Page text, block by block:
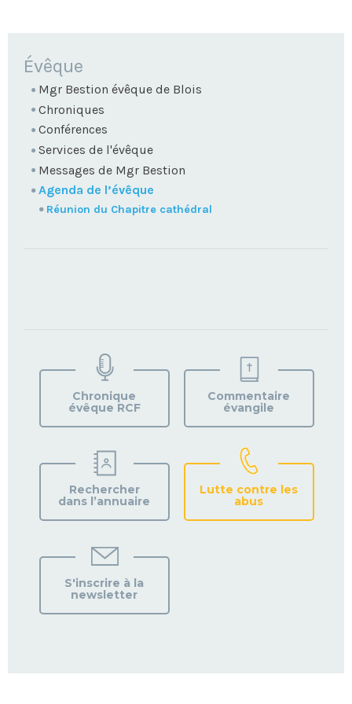
NAVIGATION
Évêque
Mgr Bestion évêque de Blois
Chroniques
Conférences
Services de l'évêque
Messages de Mgr Bestion
Agenda de l’évêque
Réunion du Chapitre cathédral
VOTRE
PAROISSE
Chronique
évêque RCF
Commentaire
évangile
Rechercher
dans l’annuaire
Lutte contre les
abus
S'inscrire à la
newsletter